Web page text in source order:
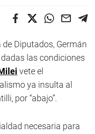
Diputados, Germán
las condiciones
vete el
ya insulta al
por “abajo”.
necesaria para